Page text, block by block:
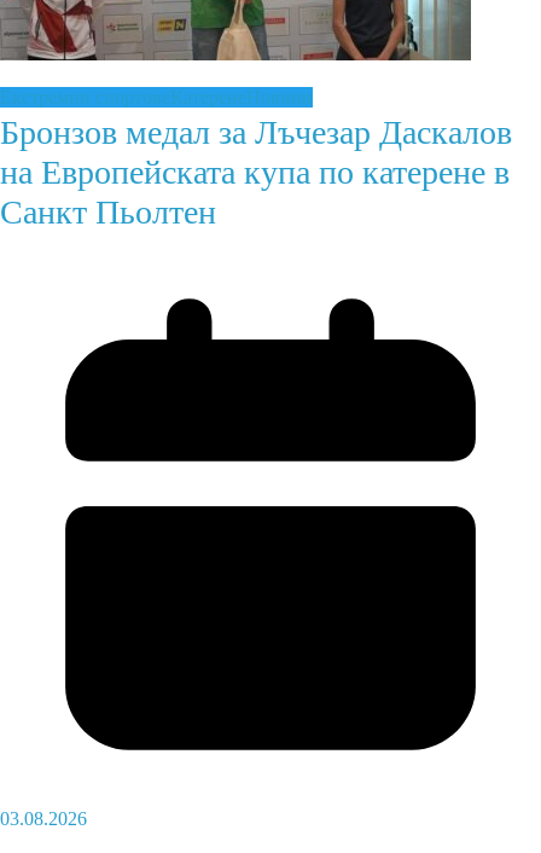
Екстремни спортове Катерене Новини
Бронзов медал за Лъчезар Даскалов
на Европейската купа по катерене в
Санкт Пьолтен
03.08.2026